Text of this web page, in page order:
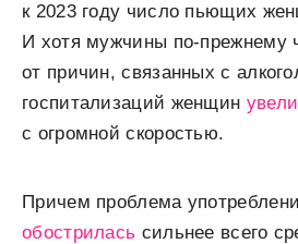
к 2023 году число пьющих
И хотя мужчины по-прежнему
от причин, связанных с
госпитализаций женщин
с огромной скоростью.
Причем проблема
обострилась сильнее всего